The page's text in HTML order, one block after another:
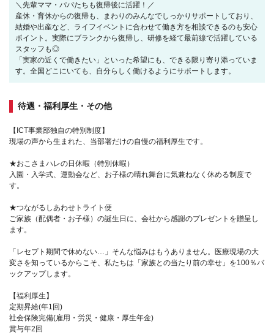
＼先輩ママ・パパたちも復帰後に活躍！／
産休・育休からの復帰も、まわりのみんなでしっかりサポートしており、
結婚や出産など、ライフイベントに合わせて働き方を相談できるのも安心
ポイント。実際にブランクから復帰し、研修を経て最前線で活躍している
スタッフも◎
「実家の近くで働きたい」といった希望にも、できる限り寄り添っていま
す。全国どこにいても、自分らしく働けるようにサポートします。
待遇・福利厚生・その他
【ICT事業部独自の特別制度】
現場の声から生まれた、当部署だけの自慢の福利厚生です。
★おこさまハレの日休暇（特別休暇）
入園・入学式、運動会など、お子様の晴れ舞台に気兼ねなく休める制度で
す。
★つながるしあわせトライト便
ご家族（配偶者・お子様）の誕生日に、会社から感謝のプレゼントを贈呈し
ます。
「レセプト期間で休めない…」そんな悩みはもうありません。医療現場の大
変さを知っているからこそ、私たちは「家族との当たり前の幸せ」を100％バ
ックアップします。
【福利厚生】
定期昇給(年1回)
社会保険完備(雇用・労災・健康・厚生年金)
賞与年2回